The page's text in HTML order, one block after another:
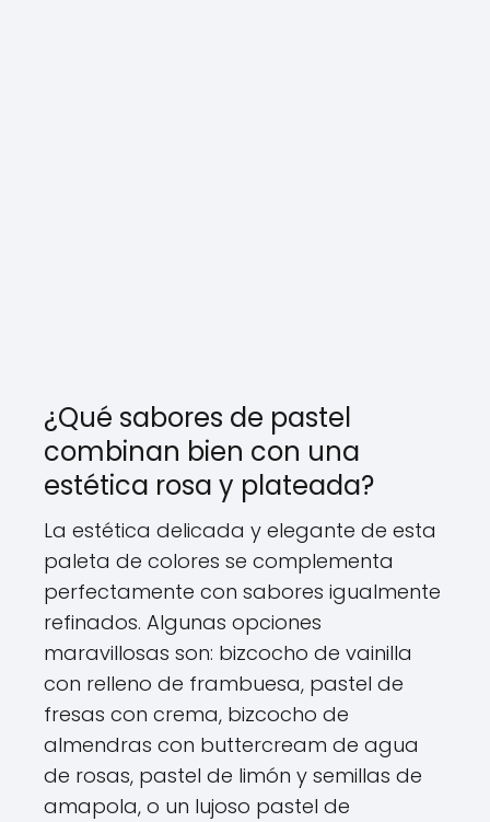
¿Qué sabores de pastel
combinan bien con una
estética rosa y plateada?
La estética delicada y elegante de esta
paleta de colores se complementa
perfectamente con sabores igualmente
refinados. Algunas opciones
maravillosas son: bizcocho de vainilla
con relleno de frambuesa, pastel de
fresas con crema, bizcocho de
almendras con buttercream de agua
de rosas, pastel de limón y semillas de
amapola, o un lujoso pastel de